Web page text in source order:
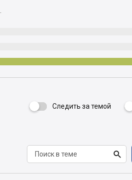
Следить за темой
